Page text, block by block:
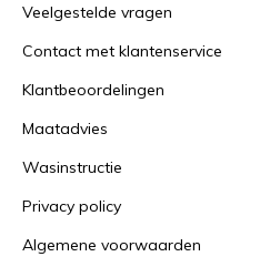
Veelgestelde vragen
Contact met klantenservice
Klantbeoordelingen
Maatadvies
Wasinstructie
Privacy policy
Algemene voorwaarden